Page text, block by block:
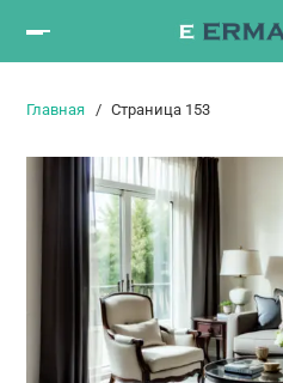
Главная Страница 153